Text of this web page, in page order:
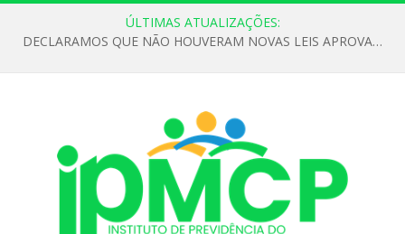
ÚLTIMAS ATUALIZAÇÕES:
DECLARAMOS QUE NÃO HOUVERAM NOVAS LEIS APROVADAS ATÉ O MOMENTO PARA O INSTITUTO DE PREVIDÊNCIA NO ANO DE 2026